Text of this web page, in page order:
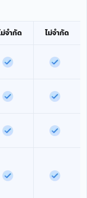
ม่จำกัด ไม่จำกัด